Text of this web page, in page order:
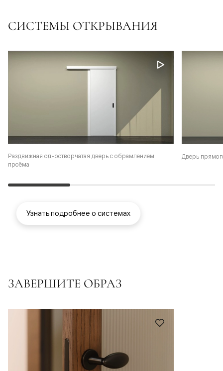
СИСТЕМЫ ОТКРЫВАНИЯ
Раздвижная одностворчатая дверь с обрамлением
проёма
Дверь
Узнать подробнее о системах
ЗАВЕРШИТЕ ОБРАЗ